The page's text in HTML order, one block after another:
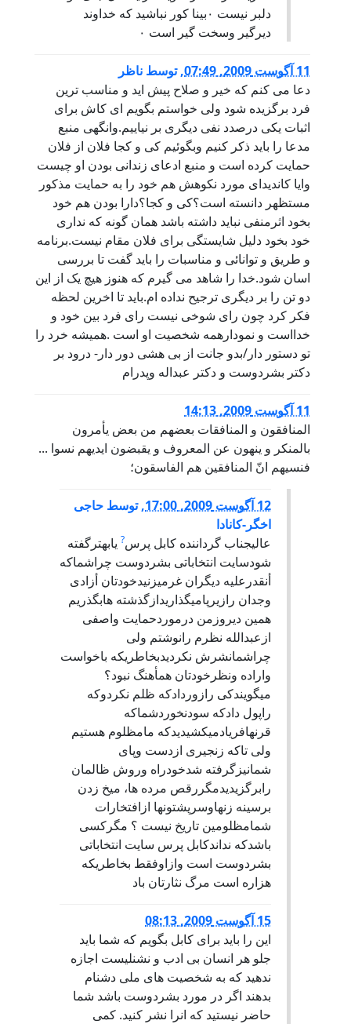
دلبر نیست ۰بینا کور نباشید که خداوند
دیرگیر وسخت گیر است ۰
11 آگوست 2009, 07:49 ,توسط ناظر
دعا می کنم که خیر و صلاح پیش اید و مناسب ترین
فرد برگزیده شود ولی خواستم بگویم ای کاش برای
اثبات یکی درصدد نفی دیگری بر نیاییم.وانگهی منبع
مدعا را باید ذکر کنیم وبگوئیم کی و کجا فلان از فلان
حمایت کرده است و منبع ادعای زندانی بودن او چیست
وایا کاندیدای مورد نکوهش هم خود را به حمایت مذکور
مستظهر دانسته است؟کی و کجا؟دارا بودن هم خود
بخود اثرمنفی نباید داشته باشد همان گونه که نداری
خود بخود دلیل شایستگی برای فلان مقام نیست.برنامه
و طریق و توانائی و مناسبات را باید گفت تا بررسی
اسان شود.خدا را شاهد می گیرم که هنوز هیچ یک از این
دو تن را بر دیگری ترجیح نداده ام.باید تا اخرین لحظه
فکر کرد چون رای شوخی نیست رای فرد بین خود و
خدااست و نمودارهمه شخصیت او است .همیشه خرد را
تو دستور دار/بدو جانت از بی هشی دور دار- درود بر
دکتر بشردوست و دکتر عبداله وپدرام
11 آگوست 2009, 14:13
المنافقون و المنافقات بعضهم من بعض یأمرون
بالمنکر و ینهون عن المعروف و یقبضون ایدیهم نسوا ...
فنسیهم انّ المنافقین هم الفاسقون؛
12 آگوست 2009, 17:00 ,توسط حاجی
اخگر-کانادا
عاليجناب گرداننده کابل پرس? يابهترگفته
شودسايت انتخاباتی بشردوست چراشماکه
أنقدرعليه ديگران غرميزنيدخودتان أزادی
وجدان رازيرپاميگذاريدازگذشته هابگذريم
همين ديروزمن درموردحمايت واصفی
ازعبدالله نظرم رانوشتم ولی
چراشمانشرش نکرديدبخاطريکه باخواست
واراده ونظرخودتان همأهنگ نبود؟
ميگويندکی رازوردادکه ظلم نکردوکه
راپول دادکه سودنخوردشماکه
قرنهافريادميکشيديدکه مامظلوم هستيم
ولی تاکه زنجيری ازدست وپای
شمانيزگرفته شدخودراه وروش ظالمان
رابرگزيديدمگررقص مرده ها، ميخ زدن
برسينه زنهاوسرپشتونها ازافتخارات
شمامظلومين تاريخ نيست ؟ مگرکسی
باشدکه نداندکابل پرس سايت انتخاباتی
بشردوست است وازاوفقط بخاطريکه
هزاره است مرگ نثارتان باد
15 آگوست 2009, 08:13
این را باید برای کابل بگویم که شما باید
جلو هر انسان بی ادب و نشنلیست اجازه
ندهید که به شخصیت های ملی دشنام
بدهند اگر در مورد بشردوست باشد شما
حاضر نیستید که انرا نشر کنید. کمی